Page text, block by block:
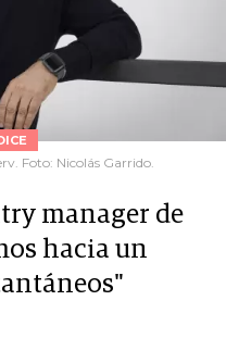
Foto: Nicolás Garrido.
manager de
hacia un